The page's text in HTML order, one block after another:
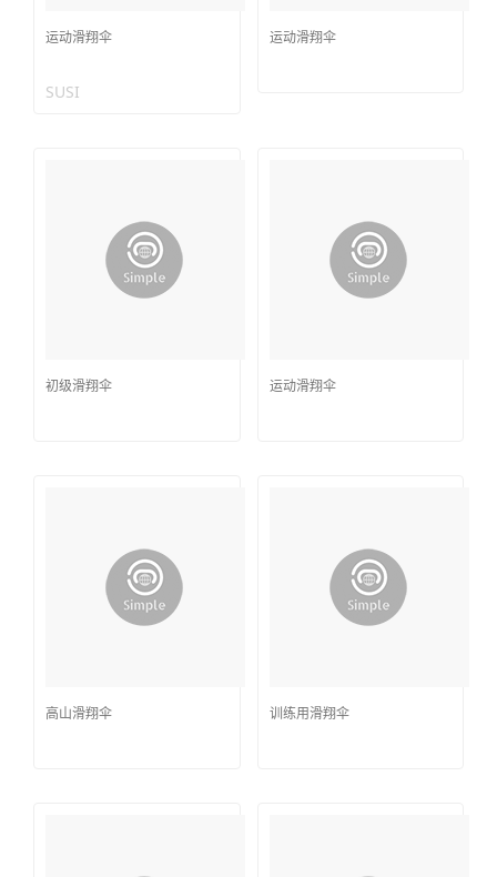
运动滑翔伞
SUSI
运动滑翔伞
初级滑翔伞 运动滑翔伞
高山滑翔伞 训练用滑翔伞